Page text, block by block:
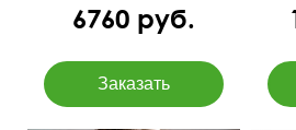
6760 руб.